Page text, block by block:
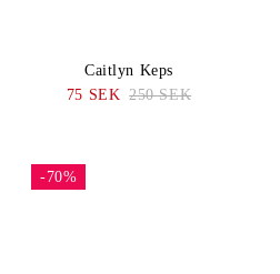
Caitlyn Keps
75 SEK 250 SEK
-70%